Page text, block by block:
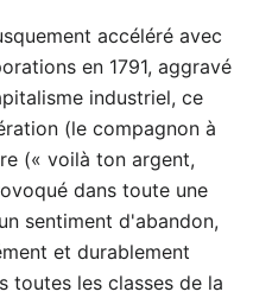
accéléré avec
en 1791, aggravé
industriel, ce
(le compagnon à
(« voilà ton argent,
dans toute une
sentiment d'abandon,
et durablement
toutes les classes de la